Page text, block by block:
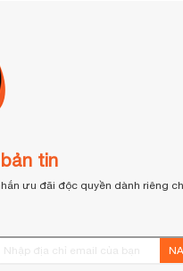
tin
ưu đãi độc quyền dành riêng